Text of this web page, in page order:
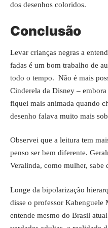
dos desenhos coloridos.
Conclusão
Levar crianças negras a
fadas é um bom trabalho de
todo o tempo. Não é mais
Cinderela da Disney –
fiquei mais animada quando
desenho falava muito mais
Observei que a leitura tem
penso ser bem diferente.
Veralinda, como mulher, sabe
Longe da bipolarização
disse o professor Kabenguele
entende mesmo do Brasil